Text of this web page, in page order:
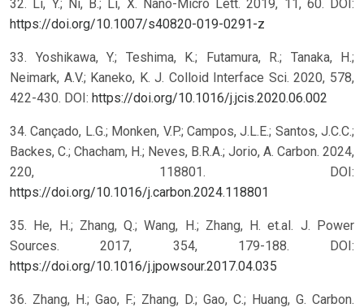
32. Li, Y.; Ni, B.; Li, X. Nano-Micro Lett. 2019, 11, 60. DOI:
https://doi.org/10.1007/s40820-019-0291-z
33. Yoshikawa, Y.; Teshima, K.; Futamura, R.; Tanaka, H.;
Neimark, A.V.; Kaneko, K. J. Colloid Interface Sci. 2020, 578,
422-430. DOI: https://doi.org/10.1016/j.jcis.2020.06.002
34. Cançado, L.G.; Monken, V.P.; Campos, J.L.E.; Santos, J.C.C.;
Backes, C.; Chacham, H.; Neves, B.R.A.; Jorio, A. Carbon. 2024,
220, 118801. DOI:
https://doi.org/10.1016/j.carbon.2024.118801
35. He, H.; Zhang, Q.; Wang, H.; Zhang, H. et.al. J. Power
Sources. 2017, 354, 179-188. DOI:
https://doi.org/10.1016/j.jpowsour.2017.04.035
36. Zhang, H.; Gao, F.; Zhang, D.; Gao, C.; Huang, G. Carbon.